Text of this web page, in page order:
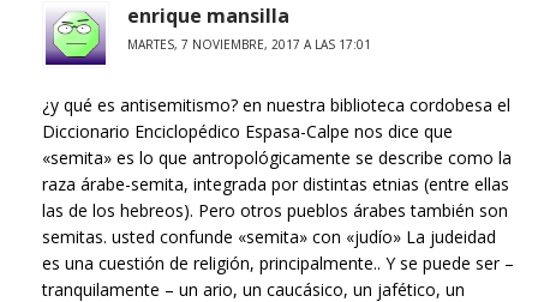
enrique mansilla
MARTES, 7 NOVIEMBRE, 2017 A LAS 17:01
¿y qué es antisemitismo? en nuestra biblioteca cordobesa el
Diccionario Enciclopédico Espasa-Calpe nos dice que
«semita» es lo que antropológicamente se describe como la
raza árabe-semita, integrada por distintas etnias (entre ellas
las de los hebreos). Pero otros pueblos árabes también son
semitas. usted confunde «semita» con «judío» La judeidad
es una cuestión de religión, principalmente.. Y se puede ser –
tranquilamente – un ario, un caucásico, un jafético, un